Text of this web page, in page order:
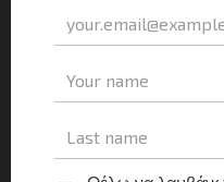
Σε 1 τρις δολάρια
ενημερώνονται μέσω
Μοιραστείτε τα νέα